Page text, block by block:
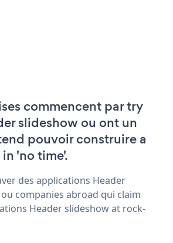
commencent par try
slideshow ou ont un
pouvoir construire a
'no time'.
des applications Header
companies abroad qui claim
Header slideshow at rock-